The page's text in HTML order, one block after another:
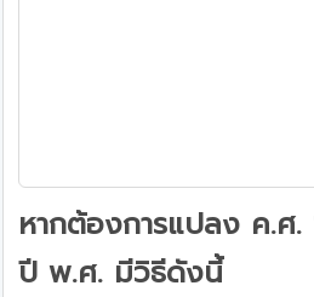
หากต้องการแปลง ค.ศ.
ปี พ.ศ. มีวิธีดังนี้